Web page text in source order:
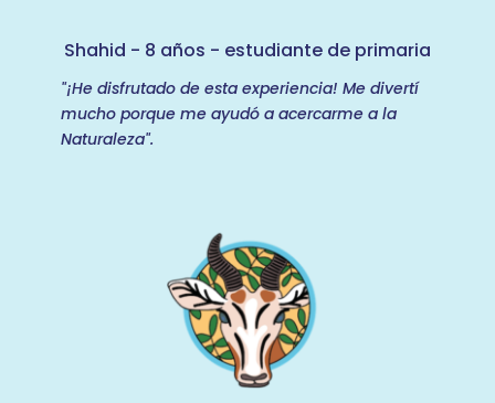
Shahid - 8 años - estudiante de primaria
"¡He disfrutado de esta experiencia! Me divertí
mucho porque me ayudó a acercarme a la
Naturaleza".